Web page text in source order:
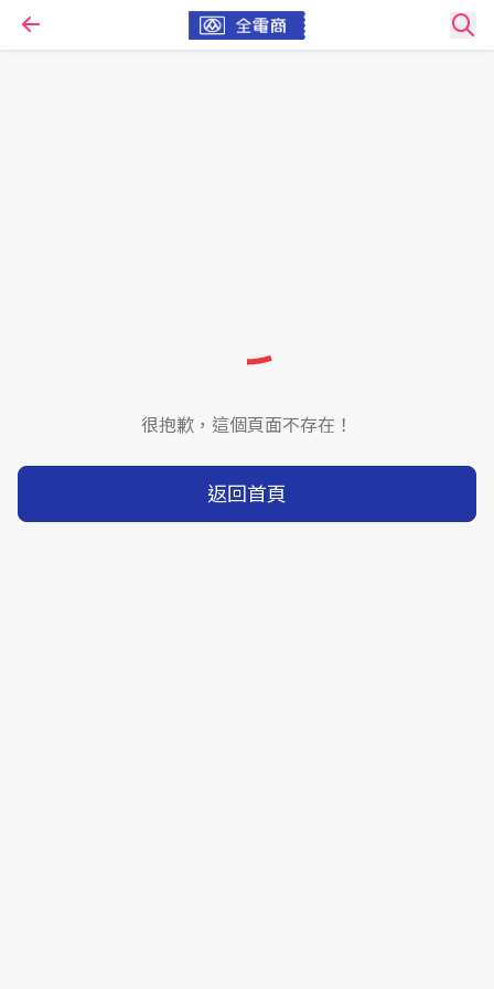
很抱歉，這個頁面不存在！
返回首頁